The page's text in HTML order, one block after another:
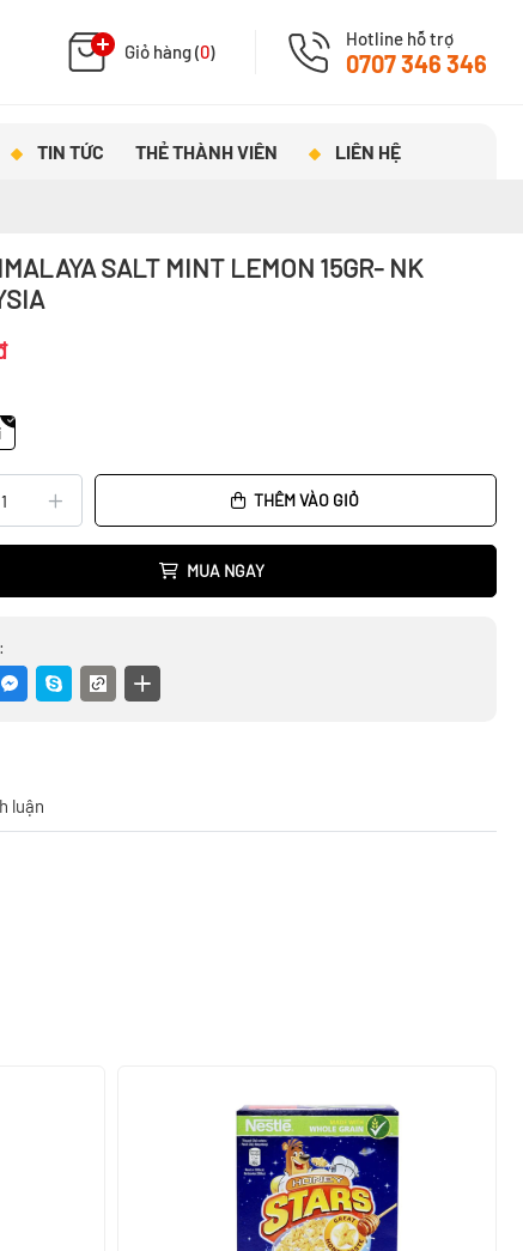
Giỏ hàng (0)
Hotline hỗ trợ
0707 346 346
TIN TỨC THẺ THÀNH VIÊN LIÊN HỆ
SALT MINT LEMON 15GR- NK
THÊM VÀO GIỎ
MUA NGAY
luận